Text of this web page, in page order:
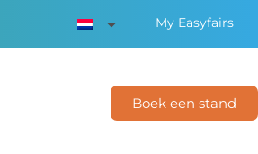
My Easyfairs
Boek een stand